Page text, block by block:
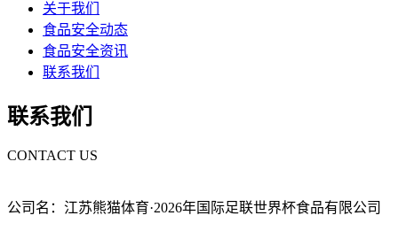
关于我们
食品安全动态
食品安全资讯
联系我们
联系我们
CONTACT US
公司名：江苏熊猫体育·2026年国际足联世界杯食品有限公司